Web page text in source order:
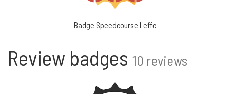
Badge Speedcourse Leffe
Review badges 10 reviews